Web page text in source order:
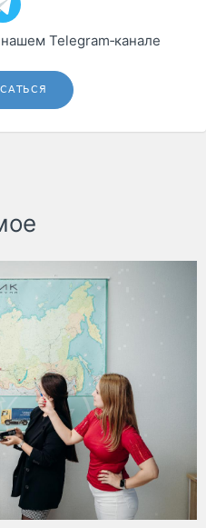
шины
Дзен
Telegram‑канале